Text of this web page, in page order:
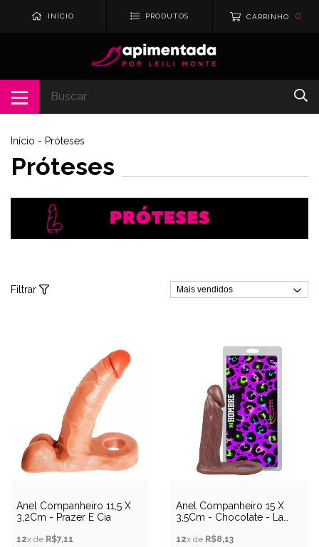
INÍCIO PRODUTOS CARRINHO 0
Início - Próteses
Próteses
Filtrar
Anel Companheiro 11,5 X
3,2Cm - Prazer E Cia
12x de R$7,11
Anel Companheiro 15 X
3,5Cm - Chocolate - La
12x de R$8,13